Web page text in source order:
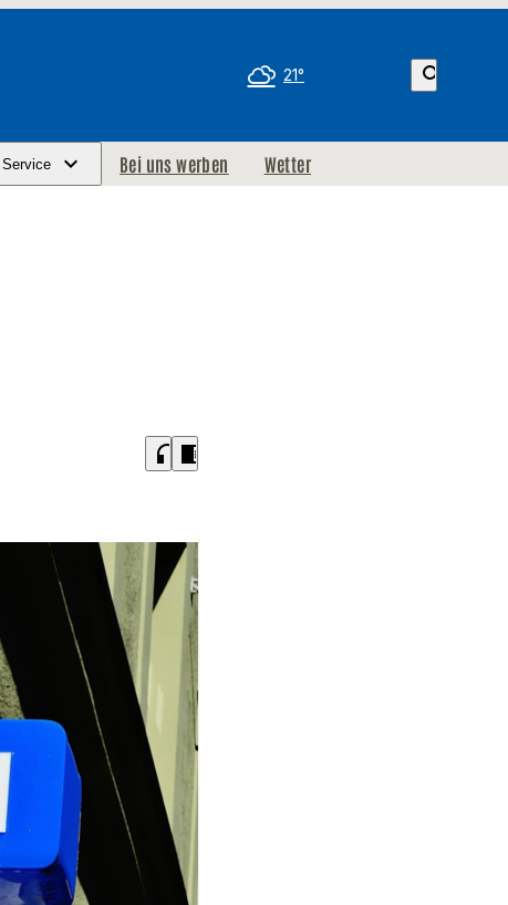
21° search
Service Bei uns werben Wetter
headphones chrome_reader_mode